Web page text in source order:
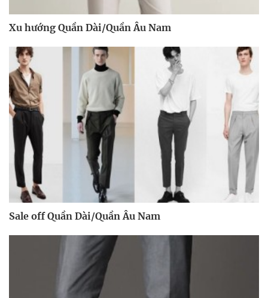
Xu hướng Quần Dài/Quần Âu Nam
Sale off Quần Dài/Quần Âu Nam